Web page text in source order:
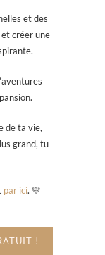
et des
et créer une
de ta vie,
grand, tu
par ici. 💛
!